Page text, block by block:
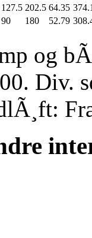
127.5 202.5 64.35
90 180 52.79
og
Div.